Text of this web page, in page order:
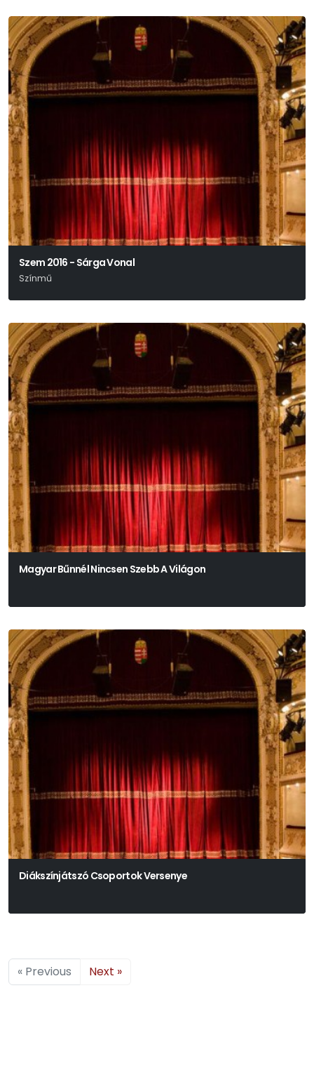
Szem 2016 - Sárga Vonal
Színmű
Magyar Bűnnél Nincsen Szebb A Világon
Diákszínjátszó Csoportok Versenye
« Previous Next »